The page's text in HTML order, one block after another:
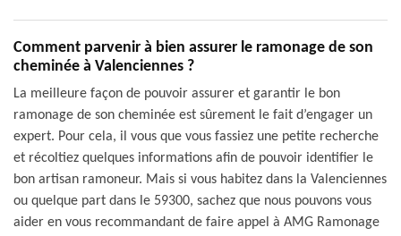
Comment parvenir à bien assurer le ramonage de son
cheminée à Valenciennes ?
La meilleure façon de pouvoir assurer et garantir le bon
ramonage de son cheminée est sûrement le fait d’engager un
expert. Pour cela, il vous que vous fassiez une petite recherche
et récoltiez quelques informations afin de pouvoir identifier le
bon artisan ramoneur. Mais si vous habitez dans la Valenciennes
ou quelque part dans le 59300, sachez que nous pouvons vous
aider en vous recommandant de faire appel à AMG Ramonage